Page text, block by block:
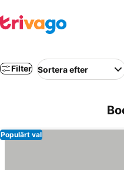
Filter Sortera efter
Populärt val